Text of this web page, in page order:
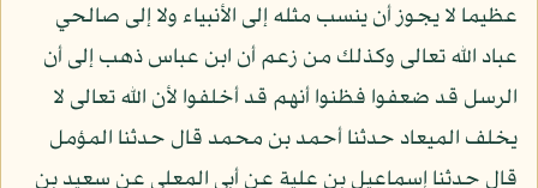
عظيما لا يجوز أن ينسب مثله إلى الأنبياء ولا إلى صالحي
عباد الله تعالى وكذلك من زعم أن ابن عباس ذهب إلى أن
الرسل قد ضعفوا فظنوا أنهم قد أخلفوا لأن الله تعالى لا
يخلف الميعاد حدثنا أحمد بن محمد قال حدثنا المؤمل
قال حدثنا إسماعيل بن علية عن أبي المعلى عن سعيد بن